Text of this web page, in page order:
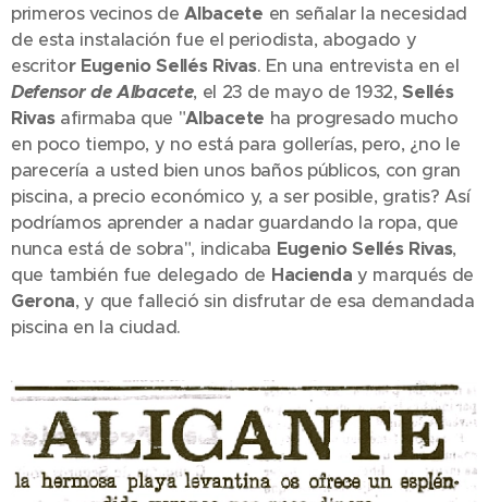
primeros vecinos deAlbacete en señalar la necesidad
de esta instalación fue el periodista, abogado y
escritor Eugenio Sellés Rivas. En una entrevista en el
Defensor de Albacete, el 23 de mayo de 1932, Sellés
Rivas afirmaba que "Albacete ha progresado mucho
en poco tiempo, y no está para gollerías, pero, ¿no le
parecería a usted bien unos baños públicos, con gran
piscina, a precio económico y, a ser posible, gratis? Así
podríamos aprender a nadar guardando la ropa, que
nunca está de sobra", indicaba Eugenio Sellés Rivas,
que también fue delegado de Hacienda y marqués de
Gerona, y que falleció sin disfrutar de esa demandada
piscina en la ciudad.